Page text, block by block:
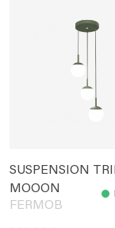
SUSPENSION
MOOON
FERMOB